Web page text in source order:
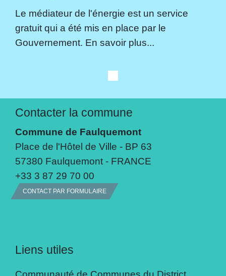
Le médiateur de l'énergie est un service
gratuit qui a été mis en place par le
Gouvernement. En savoir plus...
Contacter la commune
Commune de Faulquemont
Place de l'Hôtel de Ville - BP 63
57380 Faulquemont - FRANCE
+33 3 87 29 70 00
CONTACT PAR FORMULAIRE
Liens utiles